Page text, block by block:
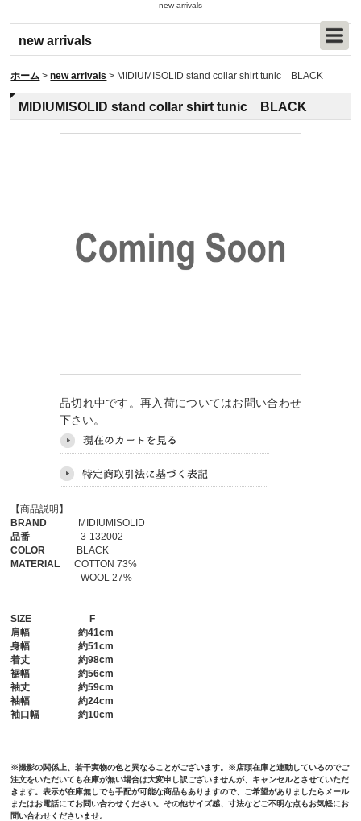
new arrivals
new arrivals
ホーム > new arrivals > MIDIUMISOLID stand collar shirt tunic BLACK
MIDIUMISOLID stand collar shirt tunic BLACK
品切れ中です。再入荷についてはお問い合わせ
下さい。
【商品説明】
BRAND MIDIUMISOLID
品番 3-132002
COLOR BLACK
MATERIAL COTTON 73%
WOOL 27%
SIZE
F
肩幅 約41cm
身幅 約51cm
着丈 約98cm
裾幅 約56cm
袖丈 約59cm
袖幅 約24cm
袖口幅 約10cm
※撮影の関係上、若干実物の色と異なることがございます。※店頭在庫と連動しているのでご
注文をいただいても在庫が無い場合は大変申し訳ございませんが、キャンセルとさせていただ
きます。表示が在庫無しでも手配が可能な商品もありますので、ご希望がありましたらメール
またはお電話にてお問い合わせください。その他サイズ感、寸法などご不明な点もお気軽にお
問い合わせくださいませ。